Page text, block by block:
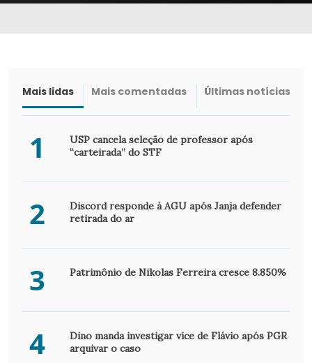
Mais lidas Mais comentadas Últimas notícias
1
USP cancela seleção de professor após
“carteirada” do STF
2
Discord responde à AGU após Janja defender
retirada do ar
3 Patrimônio de Nikolas Ferreira cresce 8.850%
4
Dino manda investigar vice de Flávio após PGR
arquivar o caso